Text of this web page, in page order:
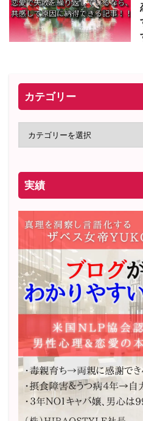
カテゴリー
実績